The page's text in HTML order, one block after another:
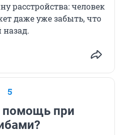
расстройства: человек
даже уже забыть, что
назад.
5
помощь при